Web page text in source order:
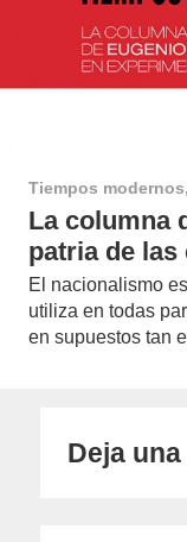
Tiempos
La columna
patria de las
El nacionalismo
utiliza en todas
en supuestos tan
Deja